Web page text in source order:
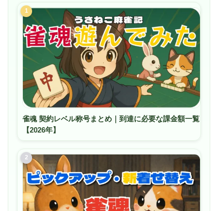
1
雀魂 契約レベル称号まとめ｜到達に必要な課金額一覧
【2026年】
2